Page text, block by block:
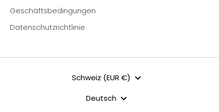
Geschäftsbedingungen
Datenschutzrichtlinie
Schweiz (EUR €)
Deutsch